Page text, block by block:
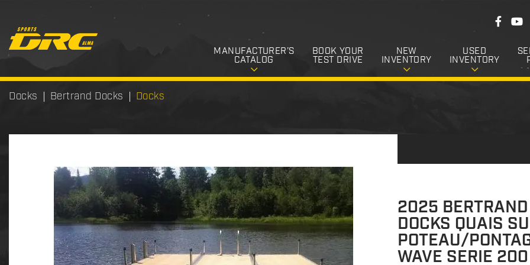
MANUFACTURER’S
CATALOG
BOOK YOUR
TEST DRIVE
NEW
INVENTORY
USED
INVENTORY
F
l
o
w
F
b
o
k
Y
Docks Bertrand Docks Docks
2025 BERTRAND
DOCKS QUAIS
POTEAU/
WAVE SERIE 200